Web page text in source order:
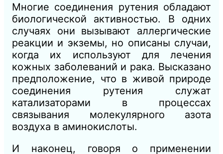
Многие соединения рутения обладают
биологической активностью. В одних
случаях они вызывают аллергические
реакции и экземы, но описаны случаи,
когда их используют для лечения
кожных заболеваний и рака. Высказано
предположение, что в живой природе
соединения рутения служат
катализаторами в процессах
связывания молекулярного азота
воздуха в аминокислоты.
И наконец, говоря о применении